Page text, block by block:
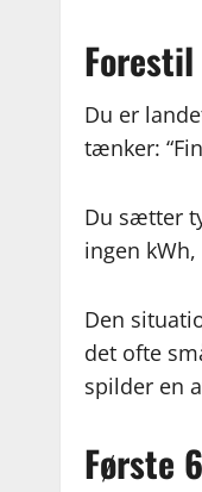
Du er
tænker:
Du sætter
ingen
Den
det ofte
spilder en
Første